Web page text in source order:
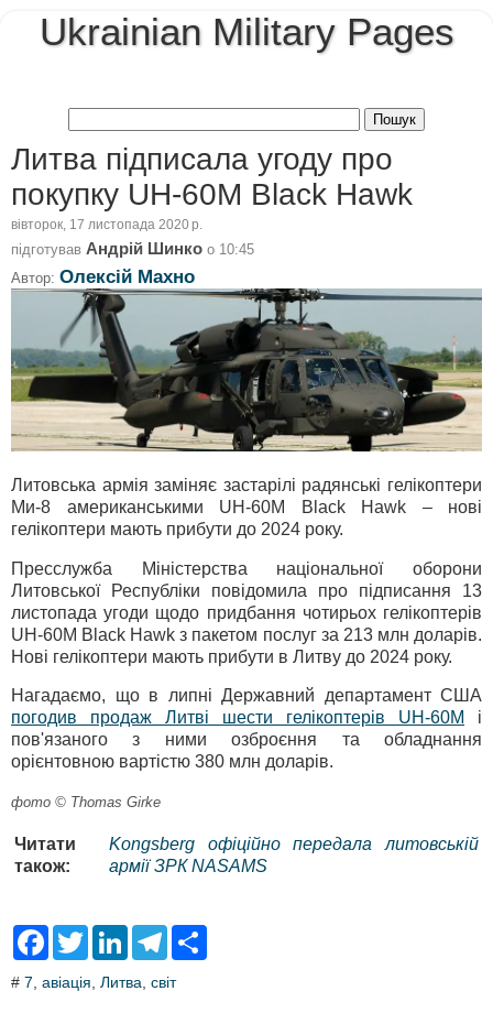
Ukrainian Military Pages
Литва підписала угоду про
покупку UH-60M Black Hawk
вівторок, 17 листопада 2020 р.
підготував Андрій Шинко о 10:45
Автор: Олексій Махно
Литовська армія заміняє застарілі радянські гелікоптери
Ми-8 американськими UH-60M Black Hawk – нові
гелікоптери мають прибути до 2024 року.
Пресслужба Міністерства національної оборони
Литовської Республіки повідомила про підписання 13
листопада угоди щодо придбання чотирьох гелікоптерів
UH-60M Black Hawk з пакетом послуг за 213 млн доларів.
Нові гелікоптери мають прибути в Литву до 2024 року.
Нагадаємо, що в липні Державний департамент США
погодив продаж Литві шести гелікоптерів UH-60M
і
пов'язаного з ними озброєння та обладнання
орієнтовною вартістю 380 млн доларів.
фото © Thomas Girke
Читати
також:
Kongsberg офіційно передала литовській
армії ЗРК NASAMS
F
e
T
t
L
k
T
e
# 7 авіація Литва світ